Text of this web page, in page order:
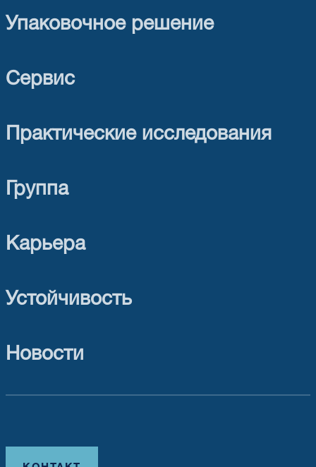
Упаковочное решение
Сервис
Практические исследования
Группа
Карьера
Устойчивость
Новости